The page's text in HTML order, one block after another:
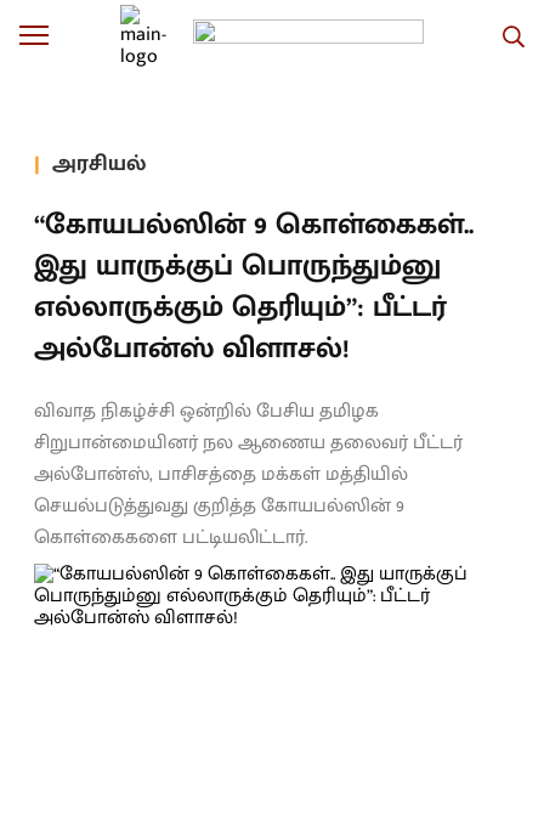
அரசியல்
“கோயபல்ஸின் 9 கொள்கைகள்..
இது யாருக்குப் பொருந்தும்னு
எல்லாருக்கும் தெரியும்”: பீட்டர்
அல்போன்ஸ் விளாசல்!
விவாத நிகழ்ச்சி ஒன்றில் பேசிய தமிழக
சிறுபான்மையினர் நல ஆணைய தலைவர் பீட்டர்
அல்போன்ஸ், பாசிசத்தை மக்கள் மத்தியில்
செயல்படுத்துவது குறித்த கோயபல்ஸின் 9
கொள்கைகளை பட்டியலிட்டார்.